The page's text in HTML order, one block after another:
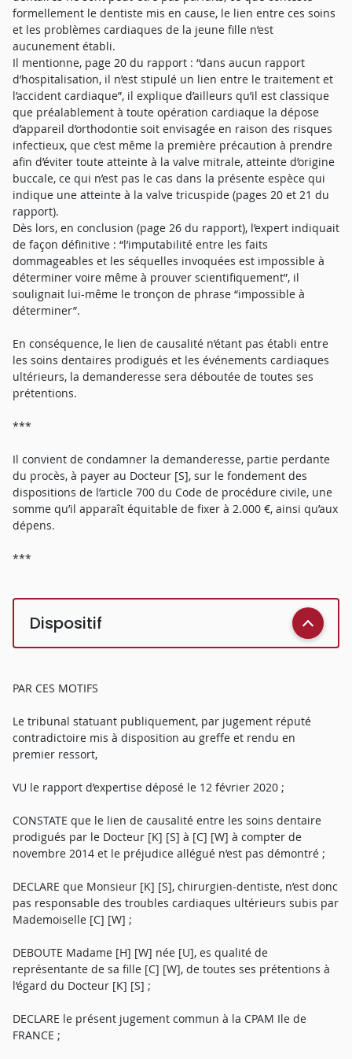
formellement le dentiste mis en cause, le lien entre ces soins
et les problèmes cardiaques de la jeune fille n’est
aucunement établi.
Il mentionne, page 20 du rapport : “dans aucun rapport
d’hospitalisation, il n’est stipulé un lien entre le traitement et
l’accident cardiaque”, il explique d’ailleurs qu’il est classique
que préalablement à toute opération cardiaque la dépose
d’appareil d’orthodontie soit envisagée en raison des risques
infectieux, que c’est même la première précaution à prendre
afin d’éviter toute atteinte à la valve mitrale, atteinte d’origine
buccale, ce qui n’est pas le cas dans la présente espèce qui
indique une atteinte à la valve tricuspide (pages 20 et 21 du
rapport).
Dès lors, en conclusion (page 26 du rapport), l’expert indiquait
de façon définitive : “l’imputabilité entre les faits
dommageables et les séquelles invoquées est impossible à
déterminer voire même à prouver scientifiquement”, il
soulignait lui-même le tronçon de phrase “impossible à
déterminer”.
En conséquence, le lien de causalité n’étant pas établi entre
les soins dentaires prodigués et les événements cardiaques
ultérieurs, la demanderesse sera déboutée de toutes ses
prétentions.
***
Il convient de condamner la demanderesse, partie perdante
du procès, à payer au Docteur [S], sur le fondement des
dispositions de l’article 700 du Code de procédure civile, une
somme qu’il apparaît équitable de fixer à 2.000 €, ainsi qu’aux
dépens.
***
Dispositif
PAR CES MOTIFS
Le tribunal statuant publiquement, par jugement réputé
contradictoire mis à disposition au greffe et rendu en
premier ressort,
VU le rapport d’expertise déposé le 12 février 2020 ;
CONSTATE que le lien de causalité entre les soins dentaire
prodigués par le Docteur [K] [S] à [C] [W] à compter de
novembre 2014 et le préjudice allégué n’est pas démontré ;
DECLARE que Monsieur [K] [S], chirurgien-dentiste, n’est donc
pas responsable des troubles cardiaques ultérieurs subis par
Mademoiselle [C] [W] ;
DEBOUTE Madame [H] [W] née [U], es qualité de
représentante de sa fille [C] [W], de toutes ses prétentions à
l’égard du Docteur [K] [S] ;
DECLARE le présent jugement commun à la CPAM Ile de
FRANCE ;